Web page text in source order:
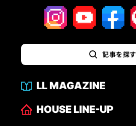
記事を探す
LL MAGAZINE
HOUSE LINE-UP